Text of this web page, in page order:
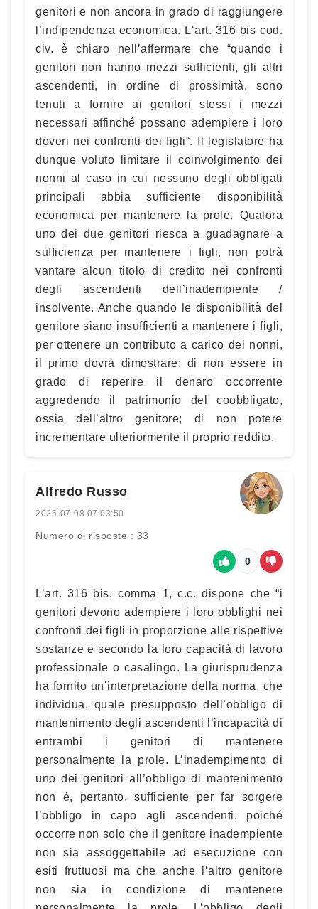
genitori e non ancora in grado di raggiungere
l’indipendenza economica. L‘art. 316 bis cod.
civ. è chiaro nell’affermare che “quando i
genitori non hanno mezzi sufficienti, gli altri
ascendenti, in ordine di prossimità, sono
tenuti a fornire ai genitori stessi i mezzi
necessari affinché possano adempiere i loro
doveri nei confronti dei figli“. Il legislatore ha
dunque voluto limitare il coinvolgimento dei
nonni al caso in cui nessuno degli obbligati
principali abbia sufficiente disponibilità
economica per mantenere la prole. Qualora
uno dei due genitori riesca a guadagnare a
sufficienza per mantenere i figli, non potrà
vantare alcun titolo di credito nei confronti
degli ascendenti dell’inadempiente /
insolvente. Anche quando le disponibilità del
genitore siano insufficienti a mantenere i figli,
per ottenere un contributo a carico dei nonni,
il primo dovrà dimostrare: di non essere in
grado di reperire il denaro occorrente
aggredendo il patrimonio del coobbligato,
ossia dell’altro genitore; di non potere
incrementare ulteriormente il proprio reddito.
Alfredo Russo
2025-07-08 07:03:50
Numero di risposte : 33
0
L’art. 316 bis, comma 1, c.c. dispone che “i
genitori devono adempiere i loro obblighi nei
confronti dei figli in proporzione alle rispettive
sostanze e secondo la loro capacità di lavoro
professionale o casalingo. La giurisprudenza
ha fornito un’interpretazione della norma, che
individua, quale presupposto dell’obbligo di
mantenimento degli ascendenti l’incapacità di
entrambi i genitori di mantenere
personalmente la prole. L’inadempimento di
uno dei genitori all’obbligo di mantenimento
non è, pertanto, sufficiente per far sorgere
l’obbligo in capo agli ascendenti, poiché
occorre non solo che il genitore inadempiente
non sia assoggettabile ad esecuzione con
esiti fruttuosi ma che anche l’altro genitore
non sia in condizione di mantenere